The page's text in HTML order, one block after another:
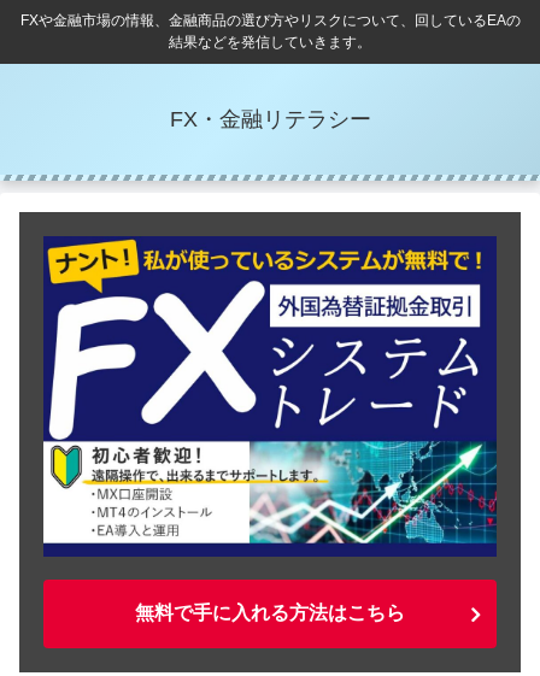
FXや金融市場の情報、金融商品の選び方やリスクについて、回しているEAの
結果などを発信していきます。
FX・金融リテラシー
無料で手に入れる方法はこちら